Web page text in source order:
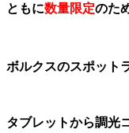
ともに数量限定のた
ボルクスのスポット
タブレットから調光